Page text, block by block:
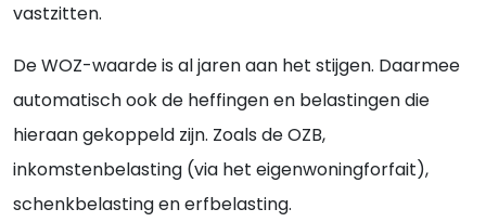
vastzitten.
De WOZ-waarde is al jaren aan het stijgen. Daarmee
automatisch ook de heffingen en belastingen die
hieraan gekoppeld zijn. Zoals de OZB,
inkomstenbelasting (via het eigenwoningforfait),
schenkbelasting en erfbelasting.